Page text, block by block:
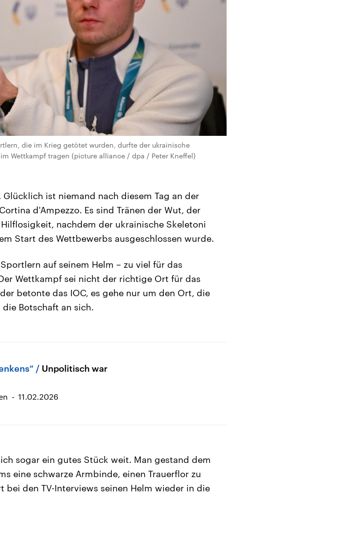
die im Krieg getötet wurden, durfte der ukrainische
Wettkampf tragen (picture alliance / dpa / Peter Kneffel)
Glücklich ist niemand nach diesem Tag an der
d'Ampezzo. Es sind Tränen der Wut, der
nachdem der ukrainische Skeletoni
Start des Wettbewerbs ausgeschlossen wurde.
auf seinem Helm – zu viel für das
Wettkampf sei nicht der richtige Ort für das
betonte das IOC, es gehe nur um den Ort, die
Botschaft an sich.
Unpolitisch war
11.02.2026
sogar ein gutes Stück weit. Man gestand dem
eine schwarze Armbinde, einen Trauerflor zu
den TV-Interviews seinen Helm wieder in die